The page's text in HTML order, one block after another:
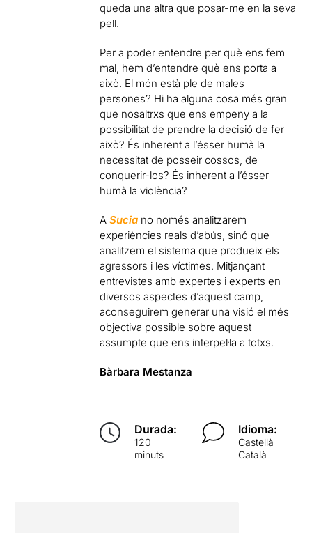
queda una altra que posar-me en la seva
pell.
Per a poder entendre per què ens fem
mal, hem d’entendre què ens porta a
això. El món està ple de males
persones? Hi ha alguna cosa més gran
que nosaltrxs que ens empeny a la
possibilitat de prendre la decisió de fer
això? És inherent a l’ésser humà la
necessitat de posseir cossos, de
conquerir-los? És inherent a l’ésser
humà la violència?
ASucia no només analitzarem
experiències reals d’abús, sinó que
analitzem el sistema que produeix els
agressors i les víctimes. Mitjançant
entrevistes amb expertes i experts en
diversos aspectes d’aquest camp,
aconseguirem generar una visió el més
objectiva possible sobre aquest
assumpte que ens interpel·la a totxs.
Bàrbara Mestanza
Durada:
120
minuts
Idioma:
Castellà
Català